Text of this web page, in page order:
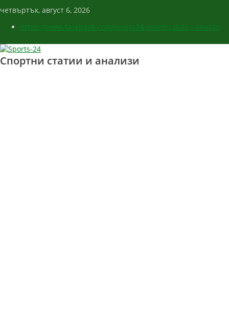
четвъртък, август 6, 2026
https://www.facebook.com/sports24.sportni.statii.i.analizi/
Спортни статии и анализи